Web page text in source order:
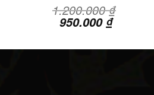
1.200.000₫
Giá
gốc
950.000 ₫Giá